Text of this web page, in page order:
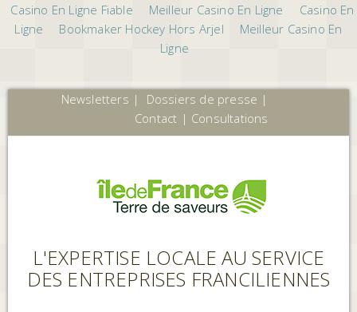
Casino En Ligne Fiable Meilleur Casino En Ligne
Casino En
Ligne
Bookmaker Hockey Hors Arjel
Meilleur Casino En
Ligne
Newsletters | Dossiers de presse |
Contact | Consultations
L'EXPERTISE LOCALE AU SERVICE
DES ENTREPRISES FRANCILIENNES